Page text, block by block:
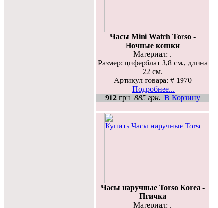
Часы Mini Watch Torso -
Ночные кошки
Материал: .
Размер: циферблат 3,8 см., длина
22 см.
Артикул товара: # 1970
Подробнее...
912 грн 885 грн. В Корзину
Часы наручные Torso Korea -
Птички
Материал: .